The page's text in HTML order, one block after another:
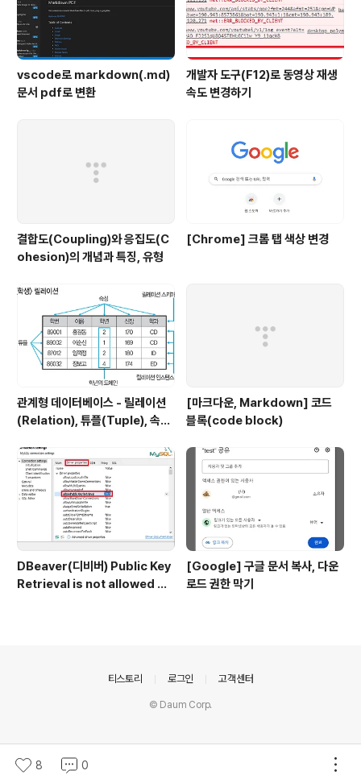
vscode로 markdown(.md)
문서 pdf로 변환
개발자 도구(F12)로 동영상 재생
속도 변경하기
결합도(Coupling)와 응집도(C
ohesion)의 개념과 특징, 유형
[Chrome] 크롬 탭 색상 변경
관계형 데이터베이스 - 릴레이션
(Relation), 튜플(Tuple), 속성
[마크다운, Markdown] 코드
블록(code block)
DBeaver(디비버) Public Key
Retrieval is not allowed 에
[Google] 구글 문서 복사, 다운
로드 권한 막기
8 0
티스토리 로그인 고객센터
© Daum Corp.